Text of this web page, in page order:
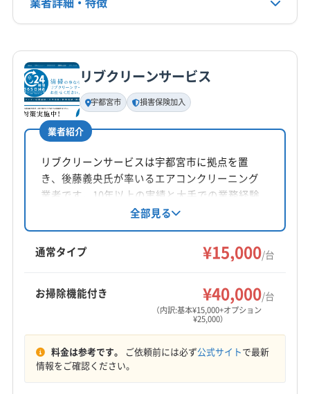
公式HP
公式サイトを見る
基本情報
代表者名
大竹健彦
所在地
栃木県足利市
対応地域
佐野市 小山市
(埼玉県) 羽生市
(埼玉県) 熊谷市
(埼玉県) 行田市
(埼玉県) 児玉郡上里町
(埼玉県) 児玉郡美里町
(群馬県) 伊勢崎市
(群馬県) 桐生市
(群馬県) 前橋市
(群馬県) 太田市
(群馬県) 邑楽郡千代田町
(群馬県) 邑楽郡大泉町
(群馬県) 邑楽郡板倉町
(群馬県) 邑楽郡明和町
定休日
年中無休
リブクリーンサービス
宇都宮市 損害保険加入
業者紹介
リブクリーンサービスは宇都宮市に拠点を置
き、後藤義央氏が率いるエアコンクリーニング
業者です。10年以上の実績と大手での業務経験
を活かし、自社スタッフによる丁寧な作業と損
害保険加入で安心を提供。24時間365日対応で、
営業時間外や対応地域外の依頼も柔軟に対応し
ます。
全部見る
通常タイプ ¥15,000/台
お掃除機能付き ¥40,000/台
（内訳:基本¥15,000+オプション
¥25,000）
料金は参考です。 ご依頼前には必ず公式サイトで最新
情報をご確認ください。